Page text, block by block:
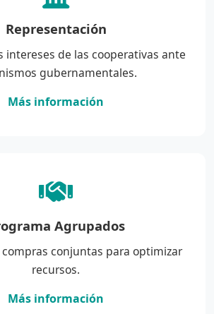
Representación
intereses de las cooperativas ante
gubernamentales.
Más información
Agrupados
compras conjuntas para optimizar
recursos.
Más información